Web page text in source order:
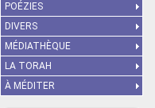
POÉZIES
DIVERS
MÉDIATHÈQUE
LA TORAH
À MÉDITER